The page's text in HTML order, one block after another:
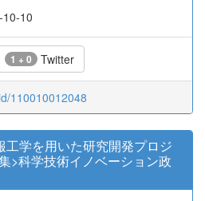
10
1 + 0 Twitter
110010012048
工学を用いた研究開発プロジ
>科学技術イノベーション政